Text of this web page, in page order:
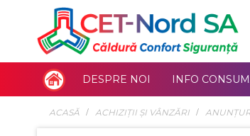
DESPRE NOI INFO
ACASĂ ACHIZIŢII ŞI VÂNZĂRI